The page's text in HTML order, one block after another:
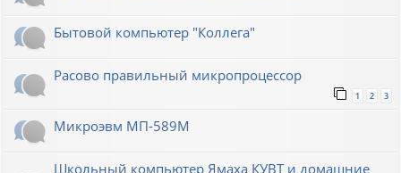
Бытовой компьютер "Коллега"
Расово правильный микропроцессор
1 2 3
Микроэвм МП-589М
Школьный компьютер Ямаха КУВТ и домашние